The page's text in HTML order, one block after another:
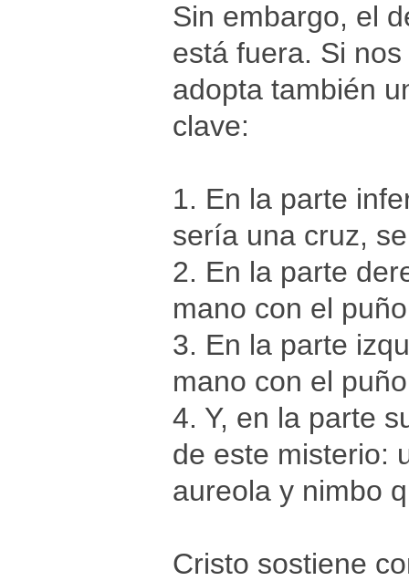
Sin embargo, el
está fuera. Si
adopta también
clave:
1. En la parte
sería una cruz,
2. En la parte
mano con el
3. En la parte
mano con el
4. Y, en la parte
de este misterio:
aureola y nimbo
Cristo sostiene